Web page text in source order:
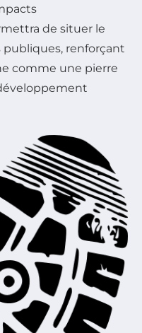
de situer le
renforçant
comme une pierre